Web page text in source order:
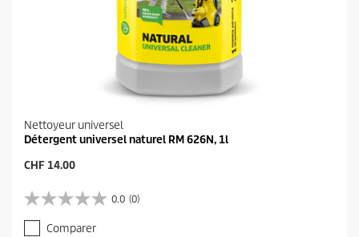
Nettoyeur universel
Détergent universel naturel RM 626N, 1l
P
i
x
a
CHF 14.00
0.0 (0)
0
.
0
Comparer